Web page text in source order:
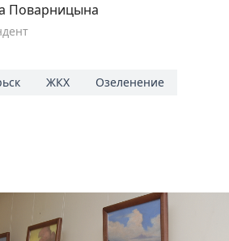
Поварницына
ЖКХ
Озеленение